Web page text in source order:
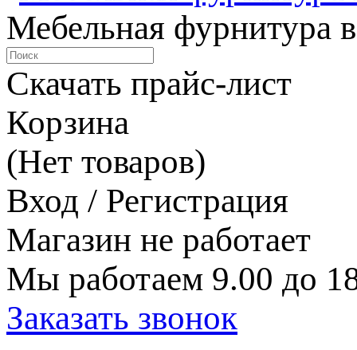
Мебельная фурнитура
Скачать прайс-лист
Корзина
(Нет товаров)
Вход / Регистрация
Магазин не работает
Мы работаем 9.00 до
Заказать звонок